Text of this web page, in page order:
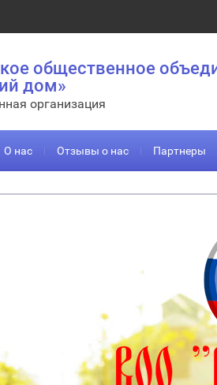
общественное
дом»
организация
О нас Отзывы о нас Партнеры